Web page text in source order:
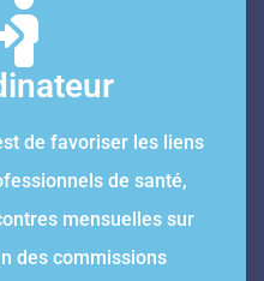
de favoriser les liens
de santé,
mensuelles sur
des commissions